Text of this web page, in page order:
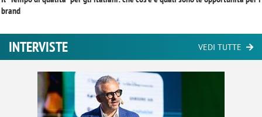
brand
INTERVISTE VEDI TUTTE